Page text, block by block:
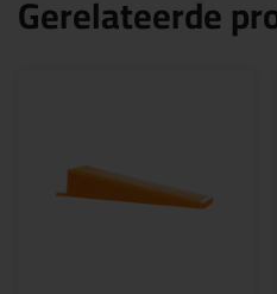
Gerelateerde